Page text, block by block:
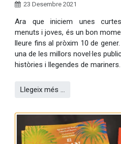
23 Desembre 2021
Ara que iniciem unes
menuts i joves, és un bon
lleure fins al pròxim 10 de
una de les millors novel·les
històries i llegendes de mariners.
Llegeix més …